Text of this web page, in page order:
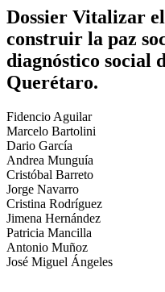
Dossier Vitalizar
construir la paz
diagnóstico social
Querétaro.
Fidencio Aguilar
Marcelo Bartolini
Dario García
Andrea Munguía
Cristóbal Barreto
Jorge Navarro
Cristina Rodríguez
Jimena Hernández
Patricia Mancilla
Antonio Muñoz
José Miguel Ángeles